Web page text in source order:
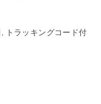
トラッキングコード付